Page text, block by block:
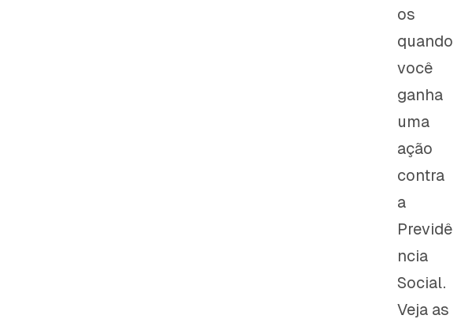
os
quando
você
ganha
uma
ação
contra
a
Previdê
ncia
Social.
Veja as